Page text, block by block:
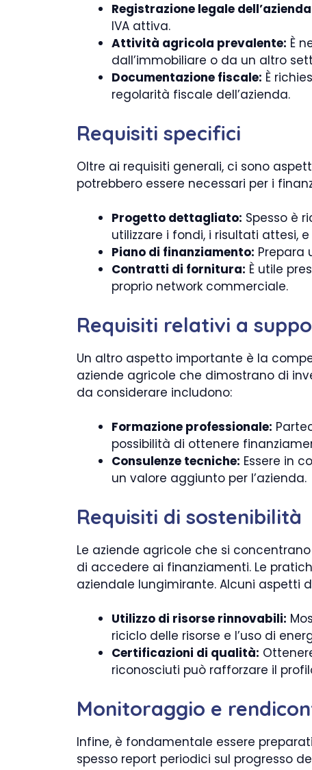
Registrazione legale
IVA attiva.
Attività agricola prevalente: È
dall’immobiliare o da un altro
Documentazione fiscale: È
regolarità fiscale dell’azienda.
Requisiti specifici
Oltre ai requisiti generali, ci sono
potrebbero essere necessari per i
Progetto dettagliato: Spesso è
utilizzare i fondi, i risultati attesi,
Piano di finanziamento: Prepara
Contratti di fornitura: È utile
proprio network commerciale.
Requisiti relativi a
Un altro aspetto importante è la
aziende agricole che dimostrano di
da considerare includono:
Formazione professionale:
possibilità di ottenere
Consulenze tecniche: Essere in
un valore aggiunto per l’azienda.
Requisiti di sostenibilità
Le aziende agricole che si
di accedere ai finanziamenti. Le
aziendale lungimirante. Alcuni aspetti
Utilizzo di risorse rinnovabili:
riciclo delle risorse e l’uso di
Certificazioni di qualità:
riconosciuti può rafforzare il
Monitoraggio e
Infine, è fondamentale essere
spesso report periodici sul progresso